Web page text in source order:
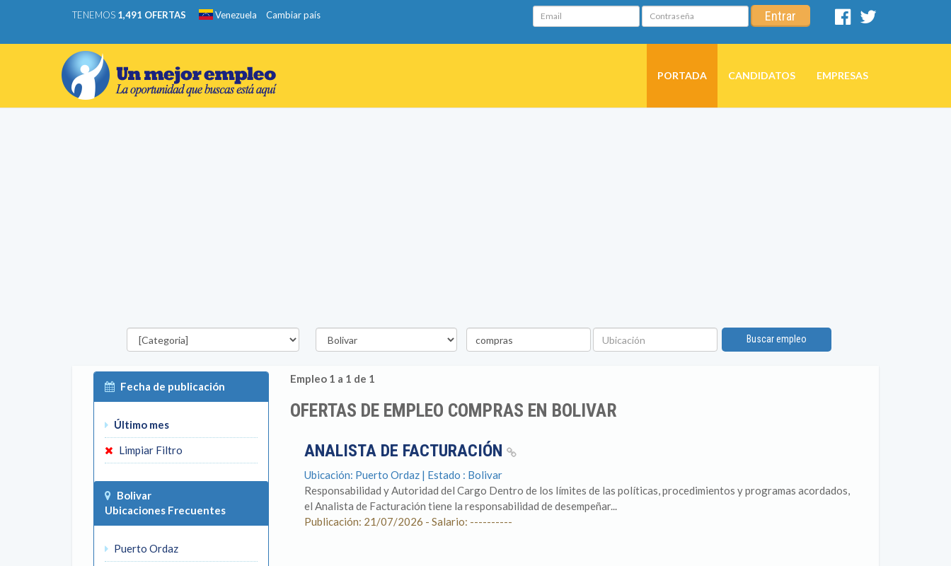
TENEMOS 1,491 OFERTAS Venezuela Cambiar país Email Contraseña Entrar
Facebook
PORTADA CANDIDATOS EMPRESAS
Categorías Estado
Palabra
clave
Ubicación
Buscar empleo
Fecha de publicación
Último mes
Limpiar Filtro
Bolivar
Ubicaciones Frecuentes
Puerto Ordaz
Empleo 1 a 1 de 1
OFERTAS DE EMPLEO COMPRAS EN BOLIVAR
ANALISTA DE FACTURACIÓN
Ubicación: Puerto Ordaz | Estado : Bolivar
Responsabilidad y Autoridad del Cargo Dentro de los límites de las políticas, procedimientos y programas acordados,
el Analista de Facturación tiene la responsabilidad de desempeñar...
Publicación: 21/07/2026 - Salario: ----------